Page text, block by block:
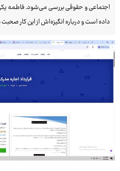
اجتماعی و حقوقی بررسی می‌شود. فاطمه
داده است و درباره انگیزه‌اش از این کار